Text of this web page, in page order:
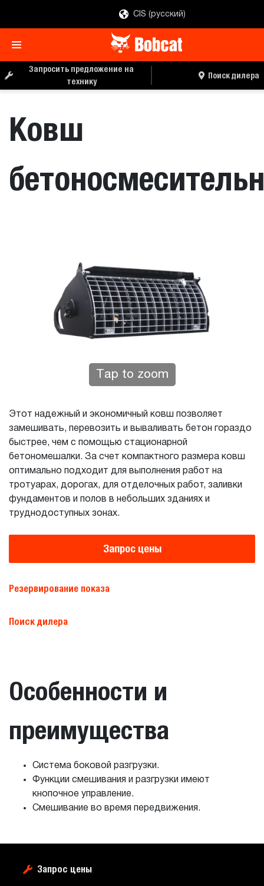
CIS (русский)
Запросить предложение на
технику
Поиск дилера
Ковш
Tap to zoom
Этот надежный и экономичный ковш позволяет
замешивать, перевозить и вываливать бетон гораздо
быстрее, чем с помощью стационарной
бетономешалки. За счет компактного размера ковш
оптимально подходит для выполнения работ на
тротуарах, дорогах, для отделочных работ, заливки
фундаментов и полов в небольших зданиях и
труднодоступных зонах.
Запрос цены
Резервирование показа
Поиск дилера
Особенности и
преимущества
Система боковой разгрузки.
Функции смешивания и разгрузки имеют
кнопочное управление.
Смешивание во время передвижения.
Запрос цены
ПОИСК ДИЛЕРА